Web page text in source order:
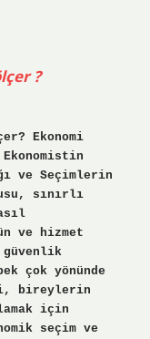
?
Ekonomi
ve Seçimlerin
sınırlı
ve hizmet
güvenlik
çok yönünde
bireylerin
için
seçim ve